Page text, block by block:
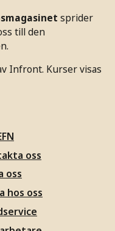
sprider
till den
Infront. Kurser visas
oss
oss
hos oss